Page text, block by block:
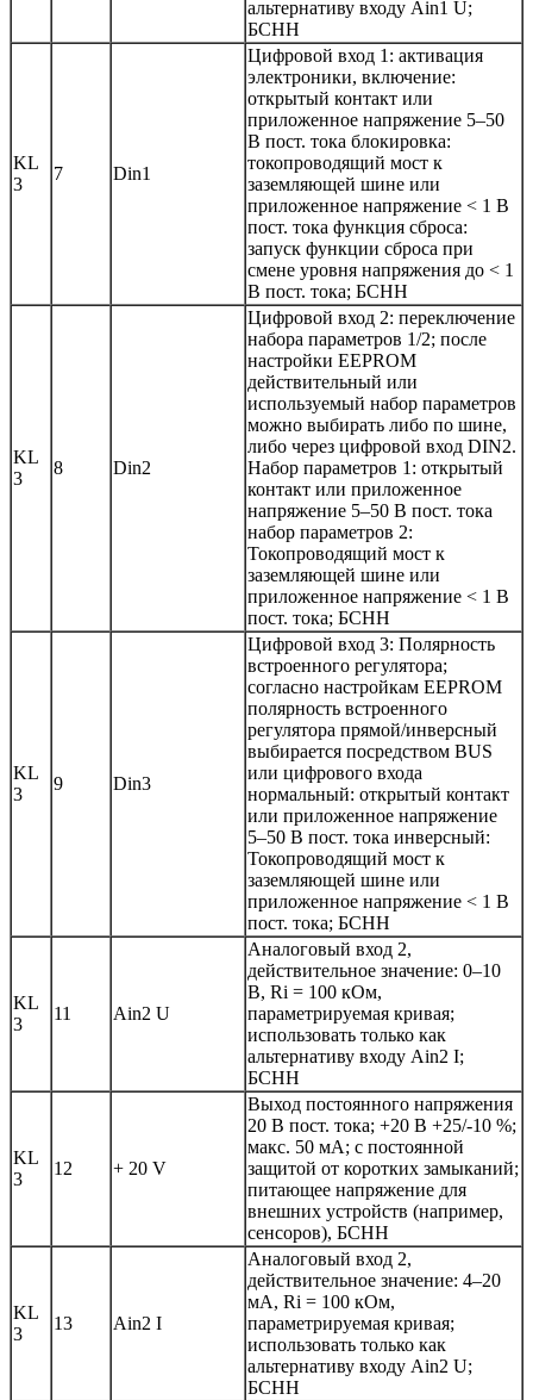
альтернативу входу Ain1 U;
БСНН
KL
3
7 Din1
Цифровой вход 1: активация
электроники, включение:
открытый контакт или
приложенное напряжение 5–50
В пост. тока блокировка:
токопроводящий мост к
заземляющей шине или
приложенное напряжение < 1 В
пост. тока функция сброса:
запуск функции сброса при
смене уровня напряжения до < 1
В пост. тока; БСНН
KL
3
8 Din2
Цифровой вход 2: переключение
набора параметров 1/2; после
настройки EEPROM
действительный или
используемый набор параметров
можно выбирать либо по шине,
либо через цифровой вход DIN2.
Набор параметров 1: открытый
контакт или приложенное
напряжение 5–50 В пост. тока
набор параметров 2:
Токопроводящий мост к
заземляющей шине или
приложенное напряжение < 1 В
пост. тока; БСНН
KL
3
9 Din3
Цифровой вход 3: Полярность
встроенного регулятора;
согласно настройкам EEPROM
полярность встроенного
регулятора прямой/инверсный
выбирается посредством BUS
или цифрового входа
нормальный: открытый контакт
или приложенное напряжение
5–50 В пост. тока инверсный:
Токопроводящий мост к
заземляющей шине или
приложенное напряжение < 1 В
пост. тока; БСНН
KL
3
11 Ain2 U
Аналоговый вход 2,
действительное значение: 0–10
В, Ri = 100 кОм,
параметрируемая кривая;
использовать только как
альтернативу входу Ain2 I;
БСНН
KL
3
12 + 20 V
Выход постоянного напряжения
20 В пост. тока; +20 В +25/-10 %;
макс. 50 мА; с постоянной
защитой от коротких замыканий;
питающее напряжение для
внешних устройств (например,
сенсоров), БСНН
KL
3
13 Ain2 I
Аналоговый вход 2,
действительное значение: 4–20
мА, Ri = 100 кОм,
параметрируемая кривая;
использовать только как
альтернативу входу Ain2 U;
БСНН